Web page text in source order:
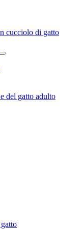
cucciolo di gatto
del gatto adulto